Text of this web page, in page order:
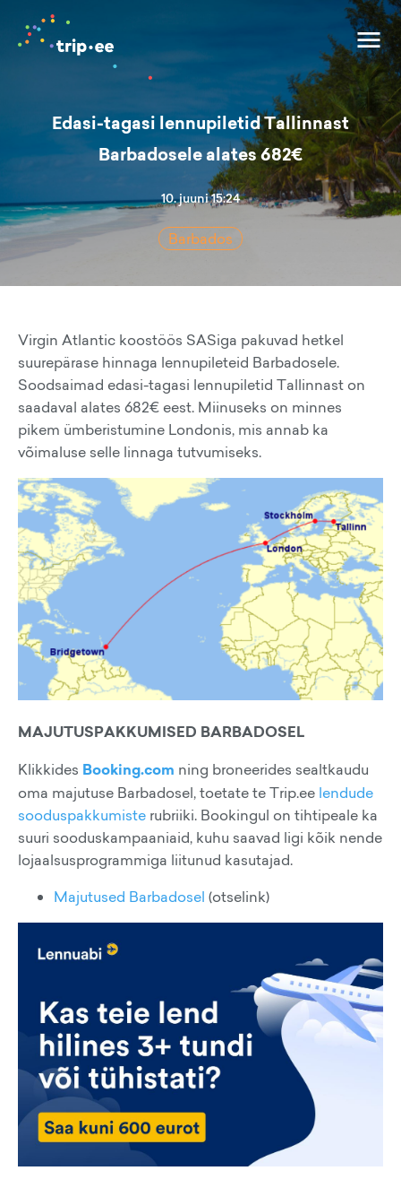
Edasi-tagasi lennupiletid Tallinnast
Barbadosele alates 682€
10. juuni 15:24
Barbados
Virgin Atlantic koostöös SASiga pakuvad hetkel
suurepärase hinnaga lennupileteid Barbadosele.
Soodsaimad edasi-tagasi lennupiletid Tallinnast on
saadaval alates 682€ eest. Miinuseks on minnes
pikem ümberistumine Londonis, mis annab ka
võimaluse selle linnaga tutvumiseks.
MAJUTUSPAKKUMISED BARBADOSEL
Klikkides Booking.com ning broneerides sealtkaudu
oma majutuse Barbadosel, toetate te Trip.ee lendude
sooduspakkumiste rubriiki. Bookingul on tihtipeale ka
suuri sooduskampaaniaid, kuhu saavad ligi kõik nende
lojaalsusprogrammiga liitunud kasutajad.
Majutused Barbadosel (otselink)